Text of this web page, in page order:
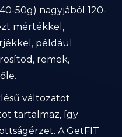
50g) nagyjából 120-
mértékkel,
például
remek,
változatot
tartalmaz, így
A GetFIT